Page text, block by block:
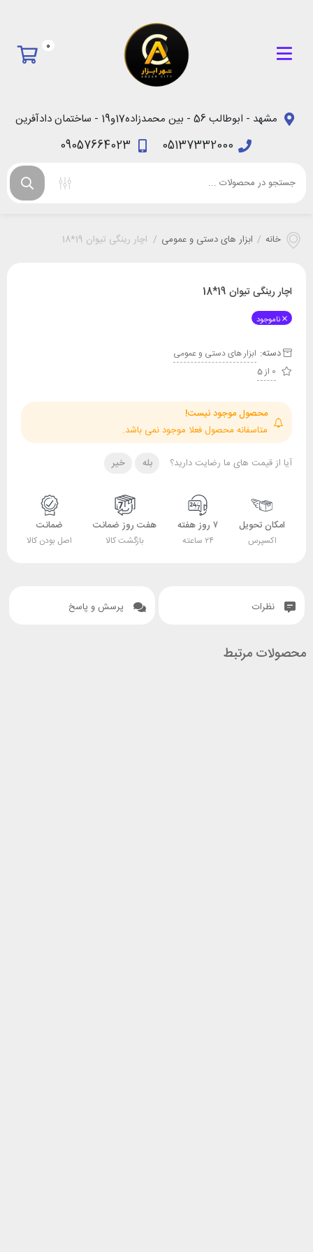
0
مشهد - ابوطالب 56 - بین محمدزاده17و19 - ساختمان دادآفرین
05137332000
09057664023
خانه / ابزار های دستی و عمومی / اچار رینگی تیوان 19*18
اچار رینگی تیوان 19*18
ناموجود
دسته: ابزار های دستی و عمومی
0 از 5
محصول موجود نیست!
متاسفانه محصول فعلا موجود نمی باشد.
آیا از قیمت های ما رضایت دارید؟ بله خیر
امکان تحویل
اکسپرس
۷ روز هفته
۲۴ ساعته
هفت روز ضمانت
بازگشت کالا
ضمانت
اصل بودن کالا
نظرات پرسش و پاسخ
محصولات مرتبط